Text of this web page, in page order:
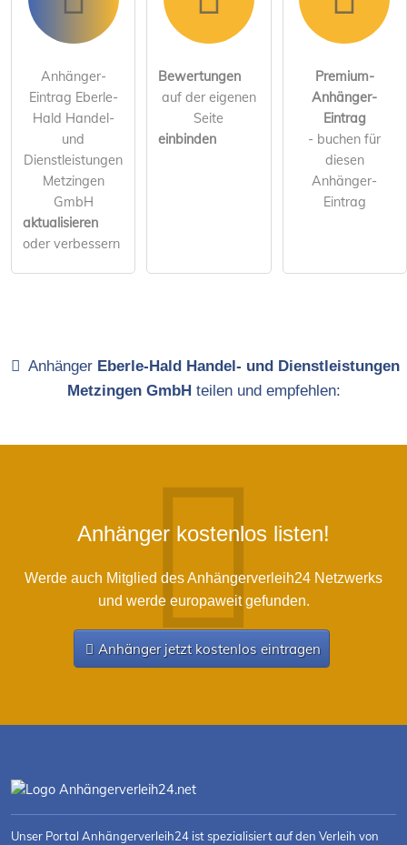
Anhänger-
Eintrag Eberle-
Hald Handel-
und
Dienstleistungen
Metzingen
GmbH
aktualisieren
oder verbessern
Bewertungen
auf der eigenen
Seite
einbinden
Premium-
Anhänger-
Eintrag
- buchen für
diesen
Anhänger-
Eintrag
Anhänger Eberle-Hald Handel- und Dienstleistungen
Metzingen GmbHteilen und empfehlen:
Anhänger kostenlos listen!
Werde auch Mitglied des Anhängerverleih24 Netzwerks
und werde europaweit gefunden.
Anhänger jetzt kostenlos eintragen
Unser Portal Anhängerverleih24 ist spezialisiert auf den Verleih von